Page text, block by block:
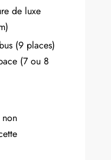
de luxe
(9 places)
(7 ou 8